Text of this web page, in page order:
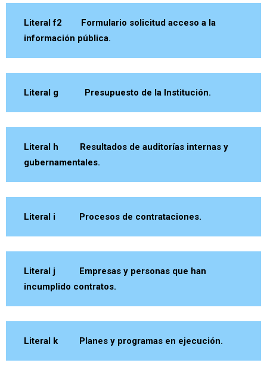
Literal f2 Formulario solicitud acceso a la
información pública.
Literal g Presupuesto de la Institución.
Literal h Resultados de auditorías internas y
gubernamentales.
Literal i Procesos de contrataciones.
Literal j Empresas y personas que han
incumplido contratos.
Literal k Planes y programas en ejecución.